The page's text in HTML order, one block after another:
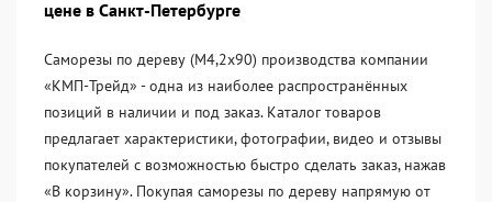
цене в Санкт-Петербурге
Саморезы по дереву (М4,2х90) производства компании
«KМП-Трейд» - одна из наиболее распространённых
позиций в наличии и под заказ. Каталог товаров
предлагает характеристики, фотографии, видео и отзывы
покупателей с возможностью быстро сделать заказ, нажав
«В корзину». Покупая саморезы по дереву напрямую от